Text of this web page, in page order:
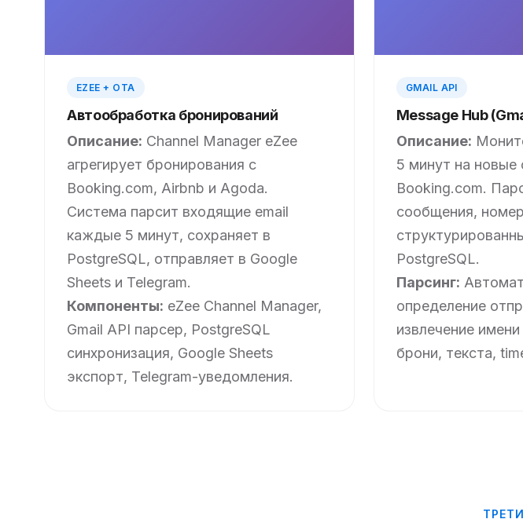
EZEE + OTA
Автообработка бронирований
Описание: Channel Manager eZee
агрегирует бронирования с
Booking.com, Airbnb и Agoda.
Система парсит входящие email
каждые 5 минут, сохраняет в
PostgreSQL, отправляет в Google
Sheets и Telegram.
Компоненты: eZee Channel Manager,
Gmail API парсер, PostgreSQL
синхронизация, Google Sheets
экспорт, Telegram-уведомления.
GMAIL API
Message Hub
Описание:
5 минут на новые
Booking.com.
сообщения,
PostgreSQL.
Парсинг:
определение
извлечение
брони, текста,